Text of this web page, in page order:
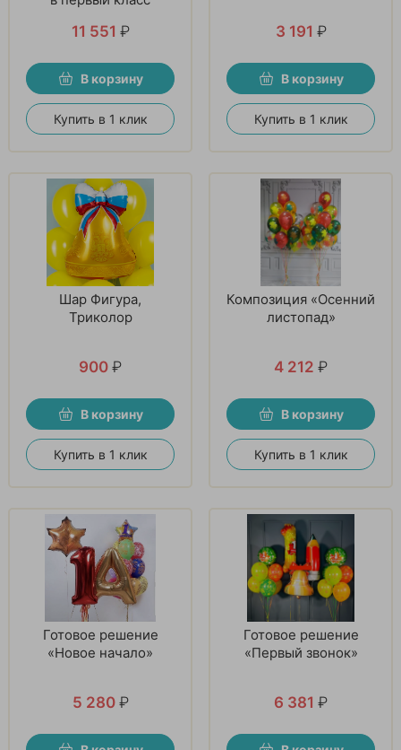
11 551 ₽
В корзину
Купить в 1 клик
3 191 ₽
В корзину
Купить в 1 клик
Шар Фигура,
Триколор
900 ₽
В корзину
Купить в 1 клик
Композиция «Осенний
листопад»
4 212 ₽
В корзину
Купить в 1 клик
Готовое решение
«Новое начало»
5 280 ₽
Готовое решение
«Первый звонок»
6 381 ₽